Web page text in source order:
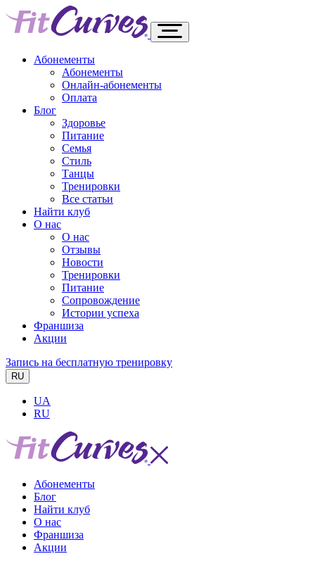
Абонементы
Абонементы
Онлайн-абонементы
Оплата
Блог
Здоровье
Питание
Семья
Стиль
Танцы
Тренировки
Все статьи
Найти клуб
О нас
О нас
Отзывы
Новости
Тренировки
Питание
Сопровождение
Истории успеха
Франшиза
Акции
Запись на бесплатную тренировку
RU
UA
RU
Абонементы
Блог
Найти клуб
О нас
Франшиза
Акции